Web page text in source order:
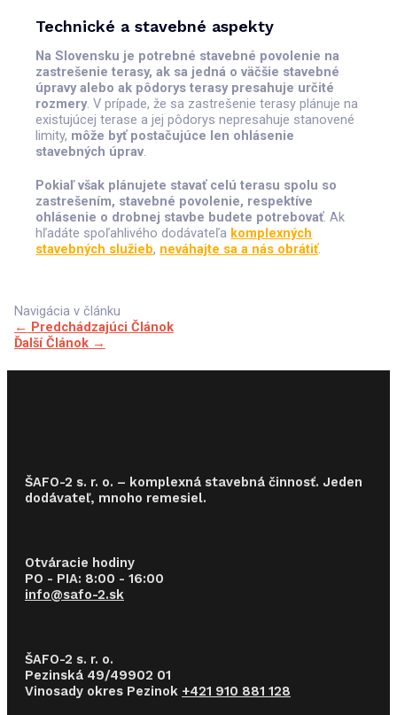
Technické a stavebné aspekty
Na Slovensku je potrebné stavebné povolenie na
zastrešenie terasy, ak sa jedná o väčšie stavebné
úpravy alebo ak pôdorys terasy presahuje určité
rozmery. V prípade, že sa zastrešenie terasy plánuje na
existujúcej terase a jej pôdorys nepresahuje stanovené
limity, môže byť postačujúce len ohlásenie
stavebných úprav.
Pokiaľ však plánujete stavať celú terasu spolu so
zastrešením, stavebné povolenie, respektíve
ohlásenie o drobnej stavbe budete potrebovať. Ak
hľadáte spoľahlivého dodávateľa komplexných
stavebných služieb, neváhajte sa a nás obrátiť.
Navigácia v článku
← Predchádzajúci Článok
Ďalší Článok →
ŠAFO-2 s. r. o. – komplexná stavebná činnosť. Jeden
dodávateľ, mnoho remesiel.
Otváracie hodiny
PO - PIA: 8:00 - 16:00
info@safo-2.sk
ŠAFO-2 s. r. o.
Pezinská 49/49902 01
Vinosady okres Pezinok +421 910 881 128